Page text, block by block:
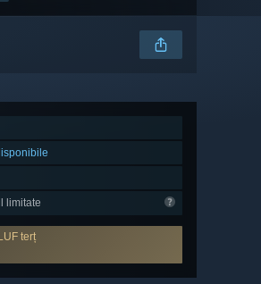
limitate
terț